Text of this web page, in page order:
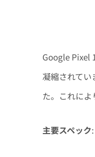
Google Pixel
凝縮されて
た。これによ
主要スペック: